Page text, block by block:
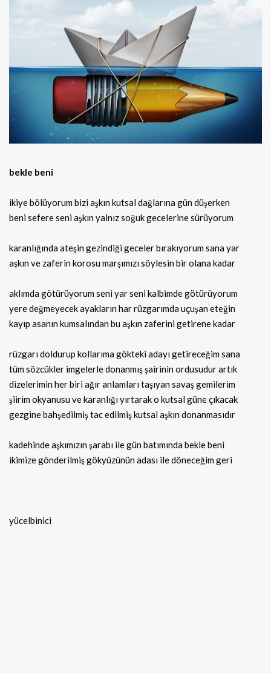
bekle beni
ikiye bölüyorum bizi aşkın kutsal dağlarına gün düşerken
beni sefere seni aşkın yalnız soğuk gecelerine sürüyorum
karanlığında ateşin gezindiği geceler bırakıyorum sana yar
aşkın ve zaferin korosu marşımızı söylesin bir olana kadar
aklımda götürüyorum seni yar seni kalbimde götürüyorum
yere değmeyecek ayakların har rüzgarımda uçuşan eteğin
kayıp asanın kumsalından bu aşkın zaferini getirene kadar
rüzgarı doldurup kollarıma gökteki adayı getireceğim sana
tüm sözcükler imgelerle donanmış şairinin ordusudur artık
dizelerimin her biri ağır anlamları taşıyan savaş gemilerim
şiirim okyanusu ve karanlığı yırtarak o kutsal güne çıkacak
gezgine bahşedilmiş tac edilmiş kutsal aşkın donanmasıdır
kadehinde aşkımızın şarabı ile gün batımında bekle beni
ikimize gönderilmiş gökyüzünün adası ile döneceğim geri
yücelbinici